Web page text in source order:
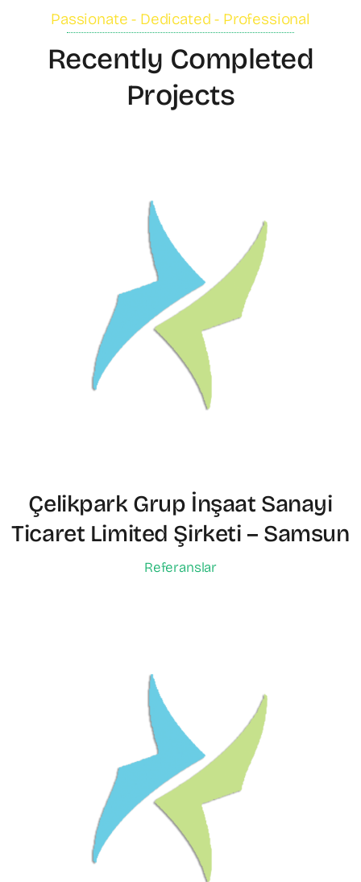
Passionate - Dedicated - Professional
Recently Completed
Projects
Çelikpark Grup İnşaat Sanayi
Ticaret Limited Şirketi – Samsun
Referanslar